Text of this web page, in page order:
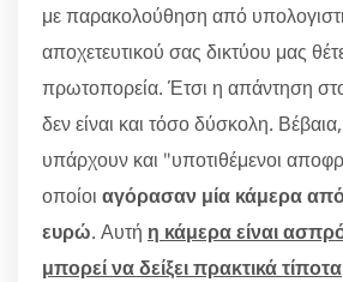
με παρακολούθηση από
αποχετευτικού σας δικτύου μας
πρωτοπορεία. Έτσι η απάντηση
δεν είναι και τόσο δύσκολη.
υπάρχουν και "υποτιθέμενοι
οποίοι αγόρασαν μία κάμερα
ευρώ. Αυτή η κάμερα είναι
μπορεί να δείξει πρακτικά τίποτα